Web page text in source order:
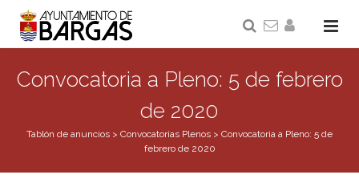
Convocatoria a Pleno: 5 de febrero
de 2020
Tablón de anuncios > Convocatorias Plenos > Convocatoria a Pleno: 5 de
febrero de 2020